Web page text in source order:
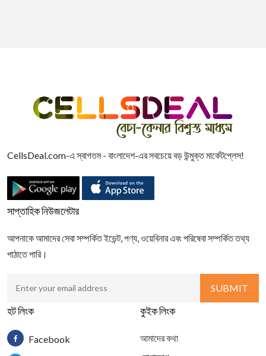
CellsDeal.com-এ স্বাগতম - বাংলাদেশ-এর সবচেয়ে বড় উন্মুক্ত মার্কেটপ্লেস!
সাপ্তাহিক নিউজলেটার
আপনাকে আমাদের সেবা সম্পর্কিত ইভেন্ট, পণ্য, ওয়েবিনার এবং পরিষেবা সম্পর্কিত তথ্য
পাঠাতে পারি।
হট লিংক
Facebook
কুইক লিংক
আমাদের কথা